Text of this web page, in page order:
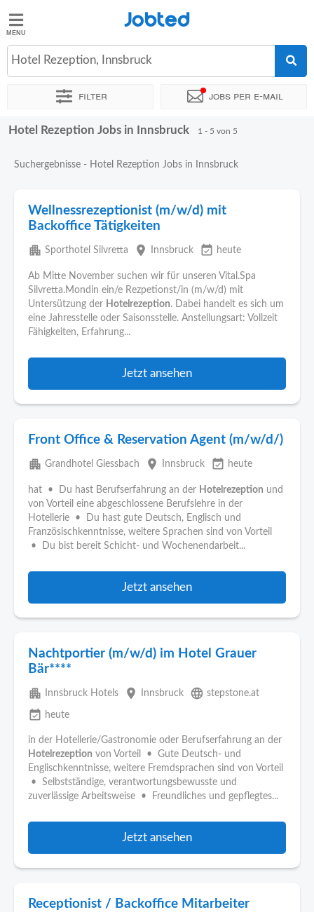
Jobted
Jobs
Jobted
Hotel Rezeption, Innsbruck
Filter Jobs per e-mail
Sortieren nach Genauer Standort
Hotel Rezeption Jobs in Innsbruck 1 - 5 von 5
Suchergebnisse - Hotel Rezeption Jobs in Innsbruck
Wellnessrezeptionist (m/w/d) mit
Backoffice Tätigkeiten
apartment Sporthotel Silvretta place Innsbruck event_available heute
Ab Mitte November suchen wir für unseren Vital.Spa
Silvretta.Mondin ein/e Rezpetionst/in (m/w/d) mit
Untersützung der Hotelrezeption. Dabei handelt es sich um
eine Jahresstelle oder Saisonsstelle. Anstellungsart: Vollzeit
Fähigkeiten, Erfahrung...
Jetzt ansehen
Front Office & Reservation Agent (m/w/d/)
apartment Grandhotel Giessbach place Innsbruck event_available heute
hat • Du hast Berufserfahrung an der Hotelrezeption und
von Vorteil eine abgeschlossene Berufslehre in der
Hotellerie • Du hast gute Deutsch, Englisch und
Französischkenntnisse, weitere Sprachen sind von Vorteil
• Du bist bereit Schicht- und Wochenendarbeit...
Jetzt ansehen
Nachtportier (m/w/d) im Hotel Grauer
Bär****
apartment Innsbruck Hotels place Innsbruck language stepstone.at
event_available heute
in der Hotellerie/Gastronomie oder Berufserfahrung an der
Hotelrezeption von Vorteil • Gute Deutsch- und
Englischkenntnisse, weitere Fremdsprachen sind von Vorteil
• Selbstständige, verantwortungsbewusste und
zuverlässige Arbeitsweise • Freundliches und gepflegtes...
Jetzt ansehen
Receptionist / Backoffice Mitarbeiter